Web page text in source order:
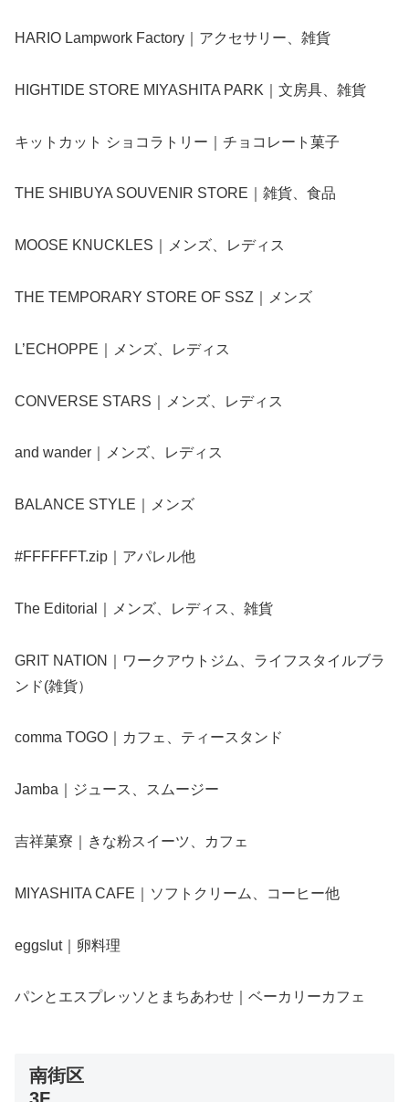
HARIO Lampwork Factory｜アクセサリー、雑貨
HIGHTIDE STORE MIYASHITA PARK｜文房具、雑貨
キットカット ショコラトリー｜チョコレート菓子
THE SHIBUYA SOUVENIR STORE｜雑貨、食品
MOOSE KNUCKLES｜メンズ、レディス
THE TEMPORARY STORE OF SSZ｜メンズ
L’ECHOPPE｜メンズ、レディス
CONVERSE STARS｜メンズ、レディス
and wander｜メンズ、レディス
BALANCE STYLE｜メンズ
#FFFFFFT.zip｜アパレル他
The Editorial｜メンズ、レディス、雑貨
GRIT NATION｜ワークアウトジム、ライフスタイルブラ
ンド(雑貨）
comma TOGO｜カフェ、ティースタンド
Jamba｜ジュース、スムージー
吉祥菓寮｜きな粉スイーツ、カフェ
MIYASHITA CAFE｜ソフトクリーム、コーヒー他
eggslut｜卵料理
パンとエスプレッソとまちあわせ｜ベーカリーカフェ
南街区